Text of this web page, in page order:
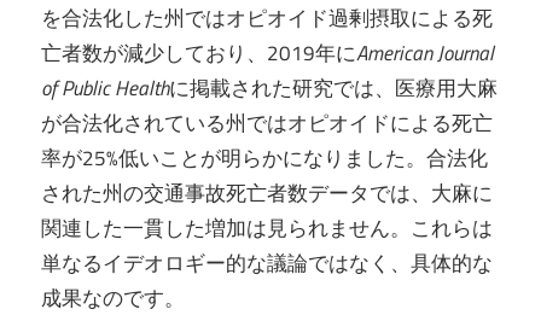
を合法化した州ではオピオイド過剰摂取による死
亡者数が減少しており、2019年にAmerican Journal
of Public Healthに掲載された研究では、医療用大麻
が合法化されている州ではオピオイドによる死亡
率が25%低いことが明らかになりました。合法化
された州の交通事故死亡者数データでは、大麻に
関連した一貫した増加は見られません。これらは
単なるイデオロギー的な議論ではなく、具体的な
成果なのです。